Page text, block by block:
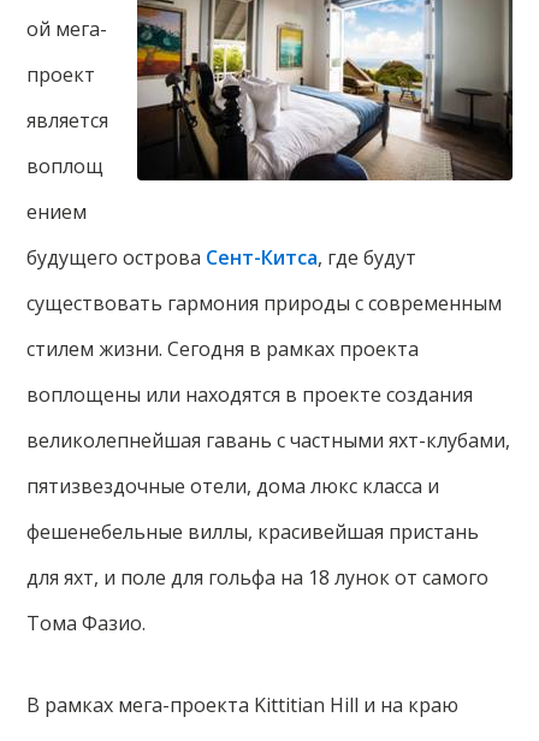
ой мега-
проект
является
воплощ
ением
будущего острова Сент-Китса, где будут
существовать гармония природы с современным
стилем жизни. Сегодня в рамках проекта
воплощены или находятся в проекте создания
великолепнейшая гавань с частными яхт-клубами,
пятизвездочные отели, дома люкс класса и
фешенебельные виллы, красивейшая пристань
для яхт, и поле для гольфа на 18 лунок от самого
Тома Фазио.
В рамках мега-проекта Kittitian Hill и на краю